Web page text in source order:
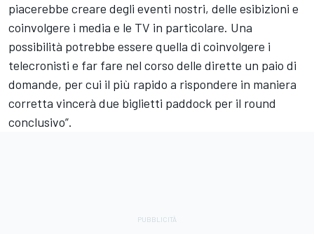
piacerebbe creare degli eventi nostri, delle esibizioni e
coinvolgere i media e le TV in particolare. Una
possibilità potrebbe essere quella di coinvolgere i
telecronisti e far fare nel corso delle dirette un paio di
domande, per cui il più rapido a rispondere in maniera
corretta vincerà due biglietti paddock per il round
conclusivo”.